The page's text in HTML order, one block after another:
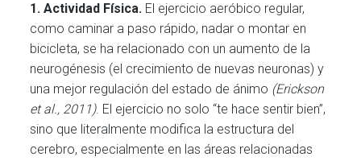
1. Actividad Física. El ejercicio aeróbico regular,
como caminar a paso rápido, nadar o montar en
bicicleta, se ha relacionado con un aumento de la
neurogénesis (el crecimiento de nuevas neuronas) y
una mejor regulación del estado de ánimo (Erickson
et al., 2011). El ejercicio no solo “te hace sentir bien”,
sino que literalmente modifica la estructura del
cerebro, especialmente en las áreas relacionadas